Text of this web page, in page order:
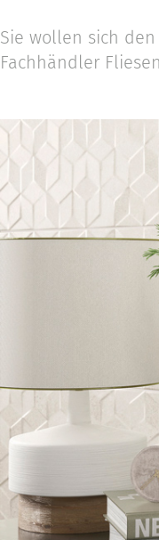
Sie wollen sich
Fachhändler